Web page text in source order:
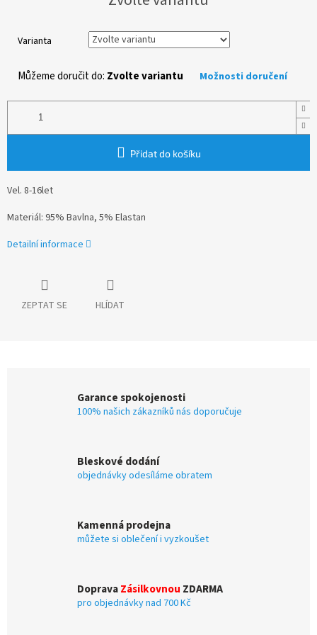
Varianta
Můžeme doručit do: Zvolte variantu Možnosti doručení
Přidat do košíku
Vel. 8-16let
Materiál: 95% Bavlna, 5% Elastan
Detailní informace
ZEPTAT SE HLÍDAT
Garance spokojenosti
100% našich zákazníků nás doporučuje
Bleskové dodání
objednávky odesíláme obratem
Kamenná prodejna
můžete si oblečení i vyzkoušet
DopravaZásilkovnou ZDARMA
pro objednávky nad 700 Kč